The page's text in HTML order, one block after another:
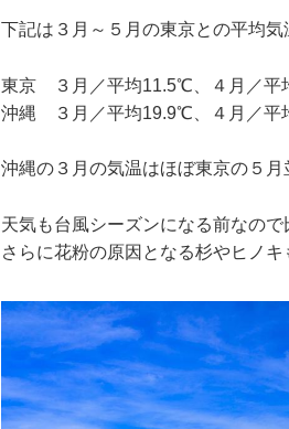
下記は３月～５月の東京との平均
東京 ３月／平均11.5℃、４月／平
沖縄 ３月／平均19.9℃、４月／平
沖縄の３月の気温はほぼ東京の５
天気も台風シーズンになる前なので
さらに花粉の原因となる杉やヒノ